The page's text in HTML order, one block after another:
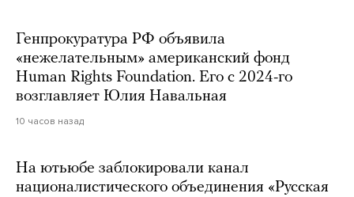
Генпрокуратура РФ объявила
«нежелательным» американский фонд
Human Rights Foundation. Его с 2024-го
возглавляет Юлия Навальная
10 часов назад
На ютьюбе заблокировали канал
националистического объединения «Русская